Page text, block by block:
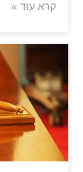
קרא עוד »